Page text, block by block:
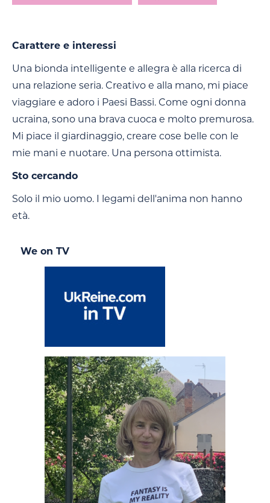
Carattere e interessi
Una bionda intelligente e allegra è alla ricerca di
una relazione seria. Creativo e alla mano, mi piace
viaggiare e adoro i Paesi Bassi. Come ogni donna
ucraina, sono una brava cuoca e molto premurosa.
Mi piace il giardinaggio, creare cose belle con le
mie mani e nuotare. Una persona ottimista.
Sto cercando
Solo il mio uomo. I legami dell'anima non hanno
età.
We on TV